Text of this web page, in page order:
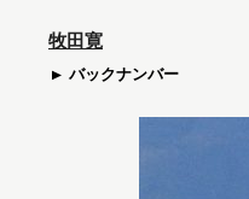
牧田寛
バックナンバー